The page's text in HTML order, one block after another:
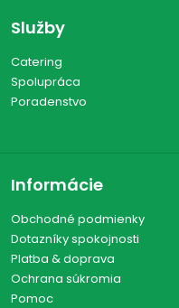
Služby
Catering
Spolupráca
Poradenstvo
Informácie
Obchodné podmienky
Dotazníky spokojnosti
Platba & doprava
Ochrana súkromia
Pomoc